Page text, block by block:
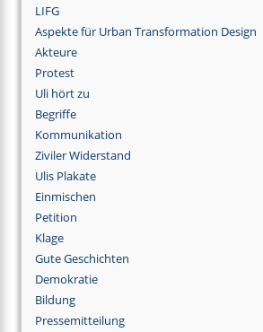
LIFG
Aspekte für Urban Transformation Design
Akteure
Protest
Uli hört zu
Begriffe
Kommunikation
Ziviler Widerstand
Ulis Plakate
Einmischen
Petition
Klage
Gute Geschichten
Demokratie
Bildung
Pressemitteilung